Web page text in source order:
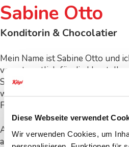
Diese Webseite verwendet
Wir verwenden Cookies, um
Sabine Otto
Konditorin & Chocolatier
Mein Name ist Sabine Otto und
verantwortlich für die
Schokolade. Bei Bedarf
wieder um die Produktion der
Füllungen für die vielfältigen Kägi
Als gelernte Konditorin habe ich
angefangen, die Waffelblätter